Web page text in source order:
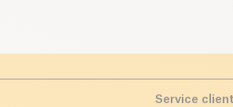
Service client